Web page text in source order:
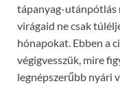
tápanyag-utánpótlás
virágaid ne csak
hónapokat. Ebben a
végigvesszük, mire
legnépszerűbb nyári